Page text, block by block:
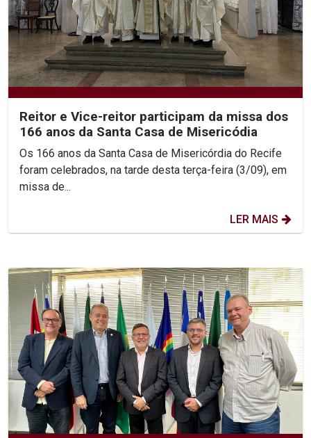
Reitor e Vice-reitor participam da missa dos
166 anos da Santa Casa de Misericódia
Os 166 anos da Santa Casa de Misericórdia do Recife
foram celebrados, na tarde desta terça-feira (3/09), em
missa de...
LER MAIS